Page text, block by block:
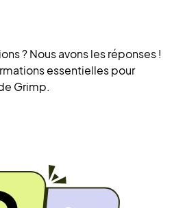
? Nous avons les réponses !
essentielles pour
Grimp.